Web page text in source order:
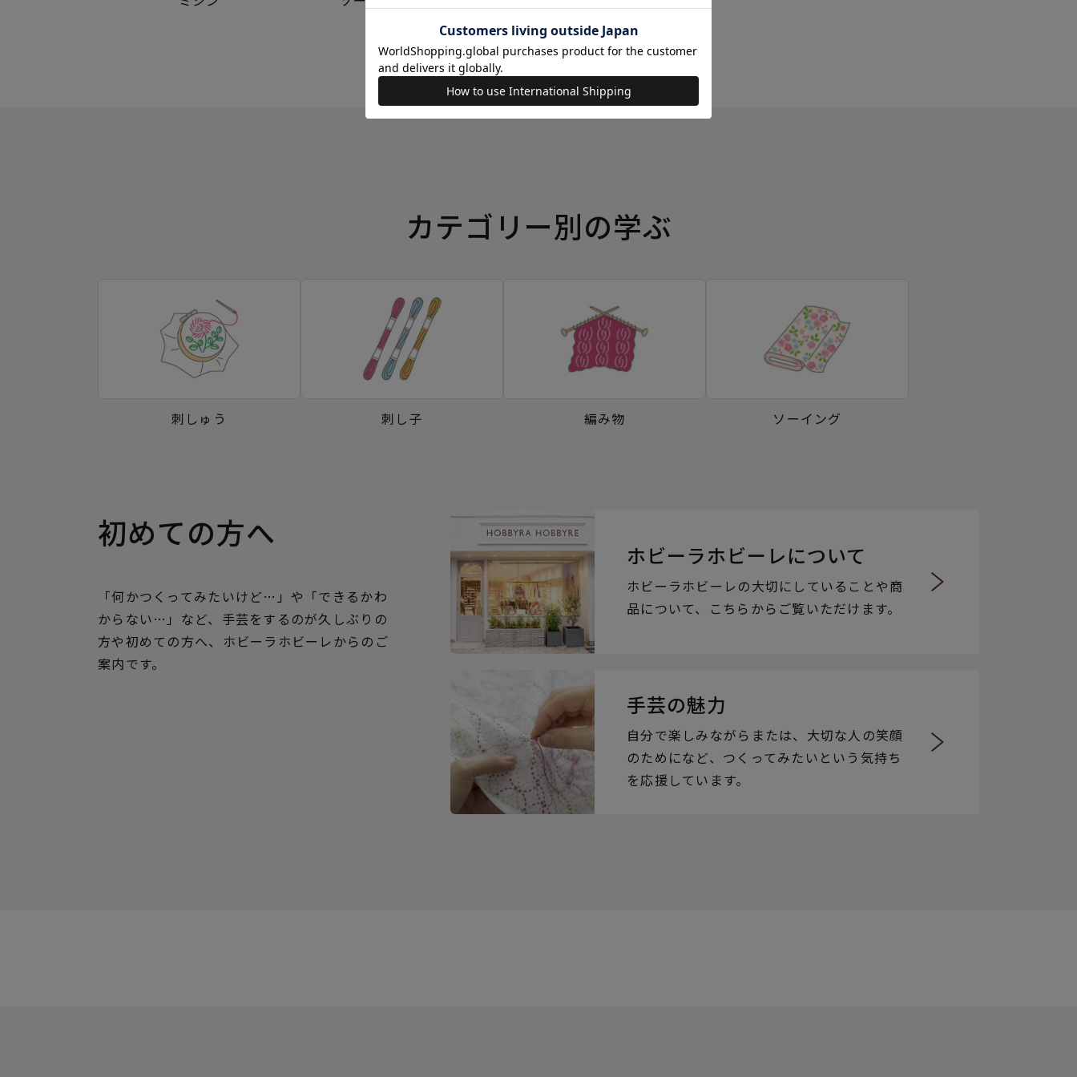
カテゴリー別の学ぶ
刺しゅう 刺し子 編み物 ソーイング
初めての方へ
「何かつくってみたいけど…」や「できるかわ
からない…」など、手芸をするのが久しぶりの
方や初めての方へ、ホビーラホビーレからのご
案内です。
ホビーラホビーレについて
ホビーラホビーレの大切にしていることや商
品について、こちらからご覧いただけます。
手芸の魅力
自分で楽しみながらまたは、大切な人の笑顔
のためになど、つくってみたいという気持ち
を応援しています。